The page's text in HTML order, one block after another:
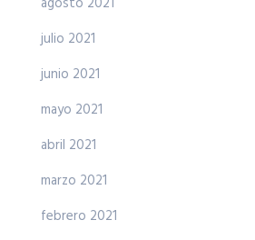
julio 2021
junio 2021
mayo 2021
abril 2021
marzo 2021
febrero 2021